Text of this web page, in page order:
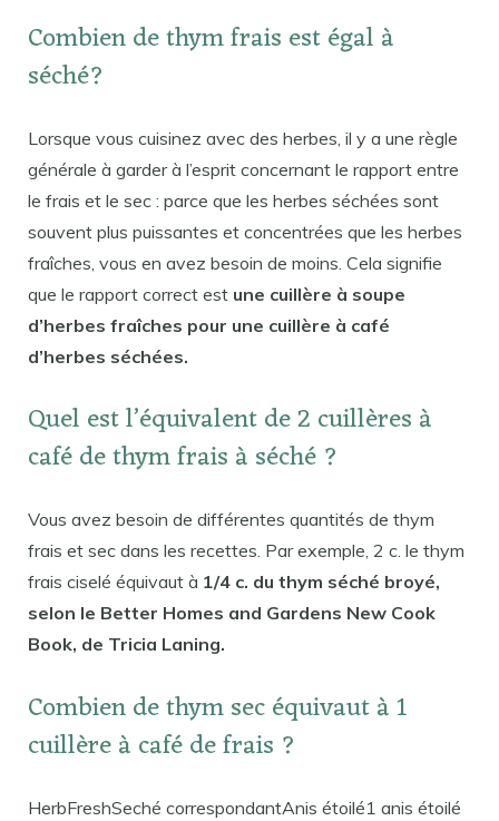
Combien de thym frais est égal à
séché?
Lorsque vous cuisinez avec des herbes, il y a une règle
générale à garder à l’esprit concernant le rapport entre
le frais et le sec : parce que les herbes séchées sont
souvent plus puissantes et concentrées que les herbes
fraîches, vous en avez besoin de moins. Cela signifie
que le rapport correct est une cuillère à soupe
d’herbes fraîches pour une cuillère à café
d’herbes séchées.
Quel est l’équivalent de 2 cuillères à
café de thym frais à séché ?
Vous avez besoin de différentes quantités de thym
frais et sec dans les recettes. Par exemple, 2 c. le thym
frais ciselé équivaut à 1/4 c. du thym séché broyé,
selon le Better Homes and Gardens New Cook
Book, de Tricia Laning.
Combien de thym sec équivaut à 1
cuillère à café de frais ?
HerbFreshSeché correspondantAnis étoilé1 anis étoilé